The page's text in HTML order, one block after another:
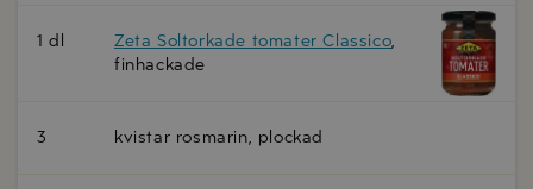
1 dl Zeta Soltorkade tomater Classico,
finhackade
3 kvistar rosmarin, plockad